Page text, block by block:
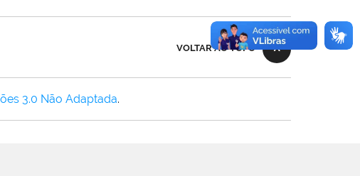
VOLTAR AO TOPO
3.0 Não Adaptada.